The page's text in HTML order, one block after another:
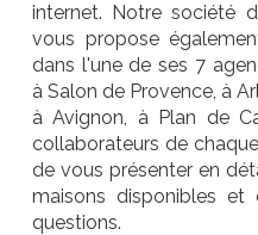
internet. Notre société
vous propose
dans l'une de ses 7
à Salon de Provence, à
à Avignon, à Plan de
collaborateurs de
de vous présenter en
maisons disponibles
questions.